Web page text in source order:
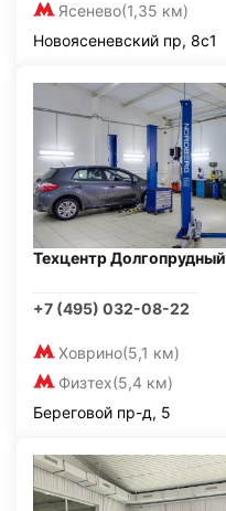
Ясенево(1,35 км)
Новоясеневский пр, 8с1
Техцентр Долгопрудный
+7 (495) 032-08-22
Ховрино(5,1 км)
Физтех(5,4 км)
Береговой пр-д, 5